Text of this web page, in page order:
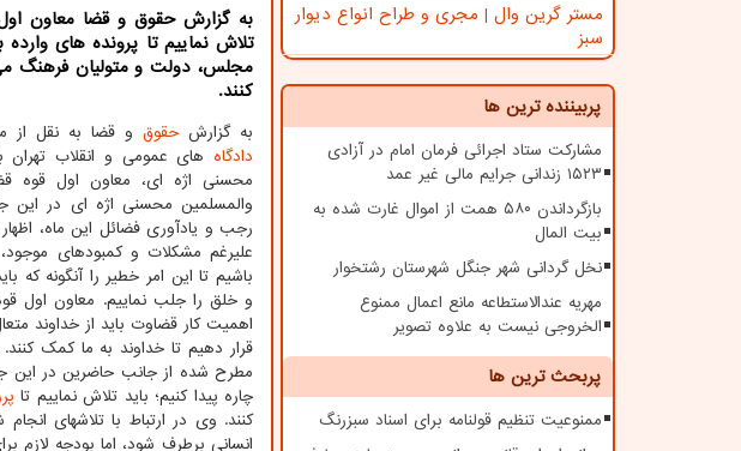
مستر گرین وال | مجری و طراح انواع دیوار
سبز
پربیننده ترین ها
مشارکت ستاد اجرائی فرمان امام در آزادی
۱۵۲۳ زندانی جرایم مالی غیر عمد
بازگرداندن ۵۸۰ همت از اموال غارت شده به
بیت المال
نخل گردانی شهر جنگل شهرستان رشتخوار
مهریه عندالاستطاعه مانع اعمال ممنوع
الخروجی نیست به علاوه تصویر
پربحث ترین ها
ممنوعیت تنظیم قولنامه برای اسناد سبزرنگ
به گزارش حقوق و قضا معاون
تلاش نماییم تا پرونده های
مجلس، دولت و متولیان فرهنگ
کنند.
به گزارشحقوق و قضا به نقل از
دادگاه های عمومی و انقلاب
محسنی اژه ای، معاون اول قوه
والمسلمین محسنی اژه ای در این
رجب و یادآوری فضائل این ماه،
علیرغم مشکلات و کمبودهای
باشیم تا این امر خطیر را آنگونه که
و خلق را جلب نماییم. معاون اول
اهمیت کار قضاوت باید از خداوند
قرار دهیم تا خداوند به ما کمک
مطرح شده از جانب حاضرین در این
چاره پیدا کنیم؛ باید تلاش نماییم تا
کنند. وی در ارتباط با تلاشهای
انسانی برطرف شود، اما بودجه